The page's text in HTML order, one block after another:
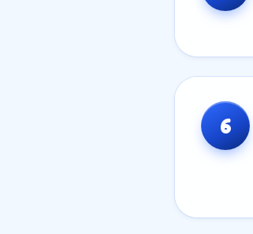
6